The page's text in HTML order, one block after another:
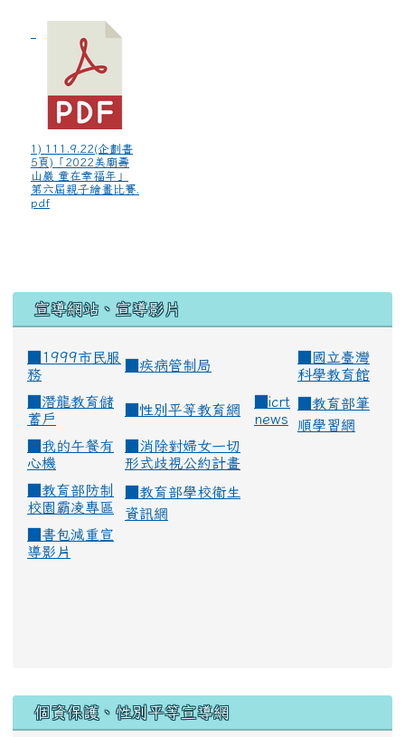
1) 111.9.22(企劃書
5頁)「2022美廟壽
山巖 童在幸福年」
第六屆親子繪畫比賽.
pdf
宣導網站、宣導影片
■1999市民服
務
疾病管制局
國立臺灣
科學教育館
潛龍教育儲
蓄戶
性別平等教育網
icrt
news
教育部筆
順學習網
我的午餐有
心機
消除對婦女一切
形式歧視公約計畫
教育部防制
校園霸凌專區
教育部學校衛生
資訊網
書包減重宣
導影片
個資保護、性別平等宣導網